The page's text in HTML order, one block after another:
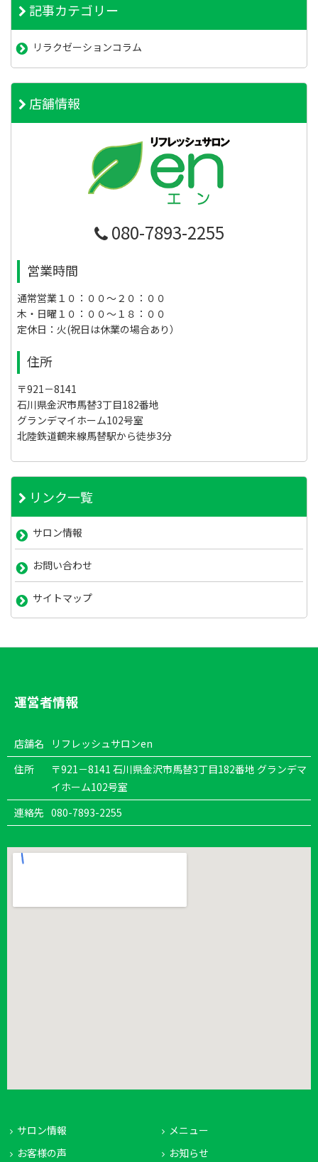
記事カテゴリー
リラクゼーションコラム
店舗情報
080-7893-2255
営業時間
通常営業１０：００～２０：００
木・日曜１０：００～１８：００
定休日：火(祝日は休業の場合あり）
住所
〒921－8141
石川県金沢市馬替3丁目182番地
グランデマイホーム102号室
北陸鉄道鶴来線馬替駅から徒歩3分
リンク一覧
サロン情報
お問い合わせ
サイトマップ
運営者情報
店舗名
リフレッシュサロンen
住所
〒921－8141 石川県金沢市馬替3丁目182番地 グランデマ
イホーム102号室
連絡先 080-7893-2255
サロン情報
メニュー
お客様の声
お知らせ